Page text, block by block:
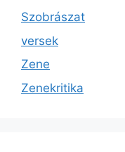
Szobrászat
versek
Zene
Zenekritika